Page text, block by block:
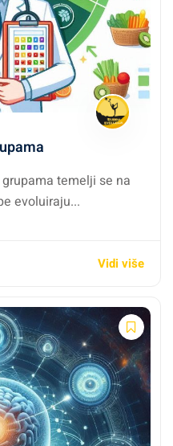
temelji se na
evoluiraju...
Vidi više